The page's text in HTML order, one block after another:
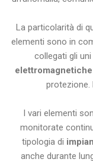
La particolarità di
elementi sono in
collegati gli
elettromagnetiche
protezione.
I vari elementi
monitorate
tipologia di
anche durante